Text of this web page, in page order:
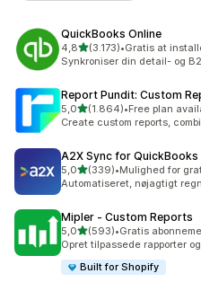
QuickBooks Online
4,8ud af 5 stjerner
(3.173)
3173 anmeldelser i alt
•Gratis at
Synkroniser din detail- og
Report Pundit: Custom
5,0ud af 5 stjerner
(1.864)
1864 anmeldelser i alt
•Free plan
Create custom reports,
A2X Sync for QuickBooks
5,0ud af 5 stjerner
(339)
339 anmeldelser i alt
•Mulighed for
Automatiseret, nøjagtigt
Mipler ‑ Custom Reports
5,0ud af 5 stjerner
(593)
593 anmeldelser i alt
•Gratis
Opret tilpassede rapporter
Built for Shopify